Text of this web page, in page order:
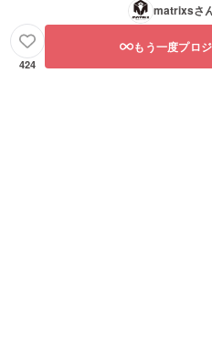
matrixsさ
424
もう一度プロ